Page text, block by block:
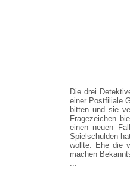
Die drei
einer Postfiliale
bitten und sie
Fragezeichen
einen neuen
Spielschulden
wollte. Ehe die
machen
...